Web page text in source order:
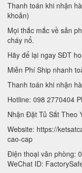
Thanh toán khi nhận
khoản)
Mọi thắc mắc về sản
cháy nổ.
Hãy để lại ngay SĐT
Miễn Phí Ship nhanh
Thanh toán khi nhận
Hotline: 098 2770404
Nhận Đặt Tủ Sắt Theo
Website: https://
cao-cap
Điện thoại văn phòng:
WeChat ID: